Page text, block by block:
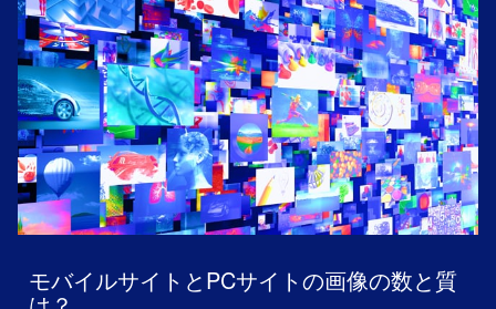
モバイルサイトとPCサイトの画像の数と質